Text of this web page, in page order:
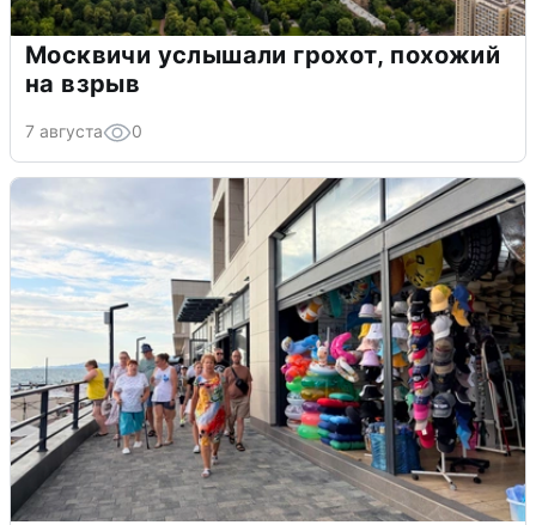
Москвичи услышали грохот, похожий
на взрыв
7 августа 0